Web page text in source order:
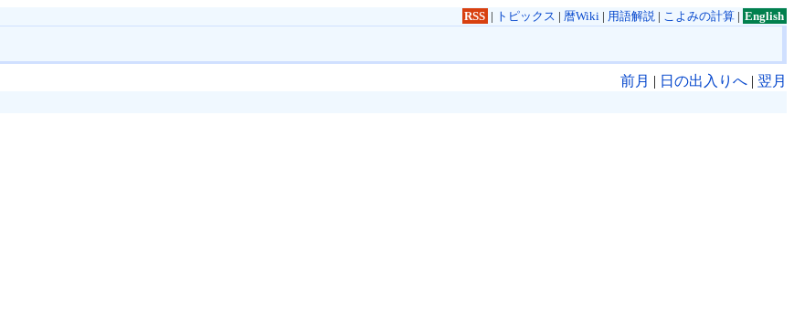
RSS | トピックス | 暦Wiki| 用語解説| こよみの計算| English
前月 | 日の出入りへ | 翌月